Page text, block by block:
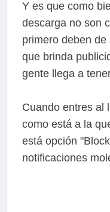
Y es que como
descarga no son
primero deben
que brinda
gente llega a
Cuando entres al
como está a la
está opción
notificaciones